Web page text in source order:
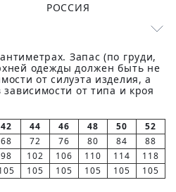
РОССИЯ
Запас (по груди,
одежды должен быть не
от силуэта изделия, а
от типа и кроя
42 44 46 48 50
52
68 72 76 80 84
88
98 102 106 110 114
118
105 105 105 105 105